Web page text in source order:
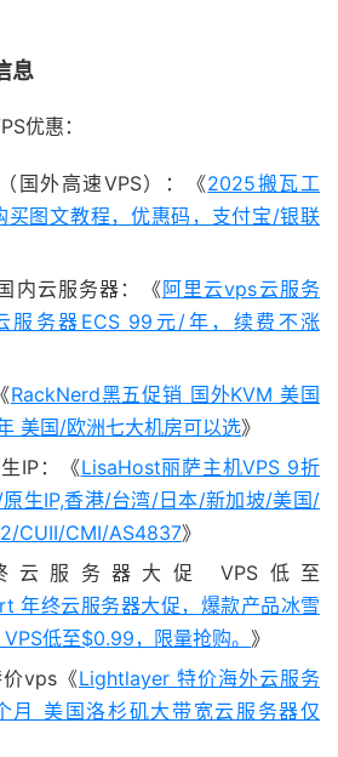
息
优惠：
国外高速VPS）：《2025搬瓦工
买图文教程，优惠码，支付宝/银联
内云服务器：《阿里云vps云服务
服务器ECS 99元/年，续费不涨
RackNerd黑五促销 国外KVM 美国
美国/欧洲七大机房可以选》
IP：《LisaHost丽萨主机VPS 9折
生IP,香港/台湾/日本/新加坡/美国/
CUII/CMI/AS4837》
终云服务器大促 VPS低至
年终云服务器大促，爆款产品冰雪
低至$0.99，限量抢购。 》
vps《Lightlayer 特价海外云服务
月 美国洛杉矶大带宽云服务器仅